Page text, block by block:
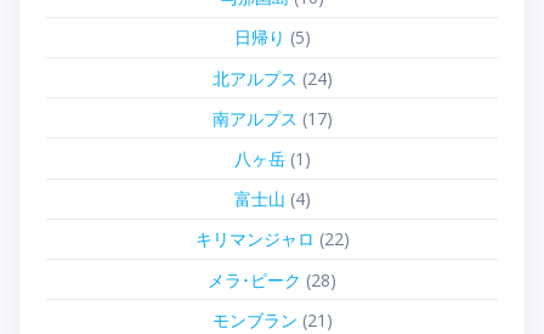
日帰り (5)
北アルプス (24)
南アルプス (17)
八ヶ岳(1)
富士山 (4)
キリマンジャロ (22)
メラ･ピーク (28)
モンブラン (21)